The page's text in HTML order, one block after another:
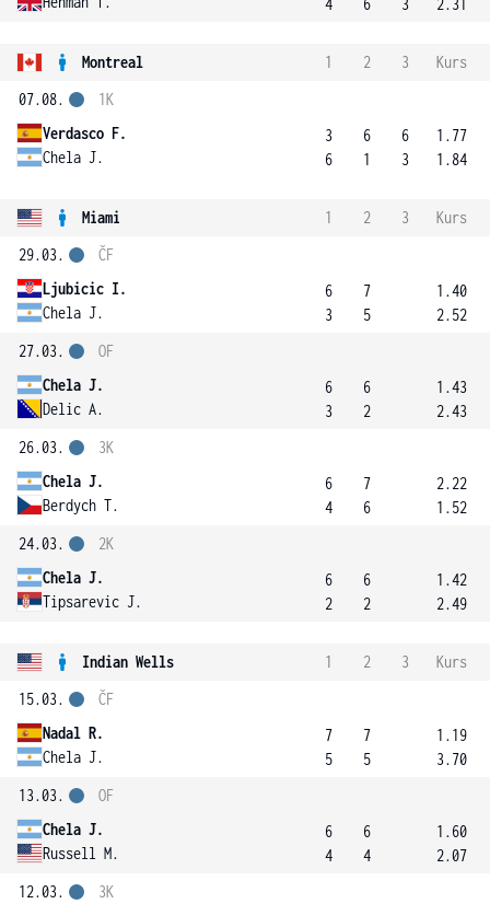
4
6
3
2.31
Montreal 1 2 3
Kurs
07.08.
Verdasco F.
Chela J.
1K
3
6
6
1
6
3
1.77
1.84
Miami 1 2 3
Kurs
29.03.
Ljubicic I.
Chela J.
ČF
6
3
7
5
1.40
2.52
27.03.
Chela J.
Delic A.
OF
6
3
6
2
1.43
2.43
26.03.
Chela J.
Berdych T.
3K
6
4
7
6
2.22
1.52
24.03.
Chela J.
Tipsarevic J.
2K
6
2
6
2
1.42
2.49
Indian Wells 1 2 3
Kurs
15.03.
Nadal R.
Chela J.
ČF
7
5
7
5
1.19
3.70
13.03.
Chela J.
Russell M.
OF
6
4
6
4
1.60
2.07
12.03.
3K